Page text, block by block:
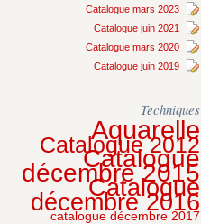
Catalogue mars 2023
Catalogue juin 2021
Catalogue mars 2020
Catalogue juin 2019
Techniques
Aquarelle
Catalogue 2012
Catalogue
décembre 2015
Catalogue
décembre 2016
catalogue décembre 2017